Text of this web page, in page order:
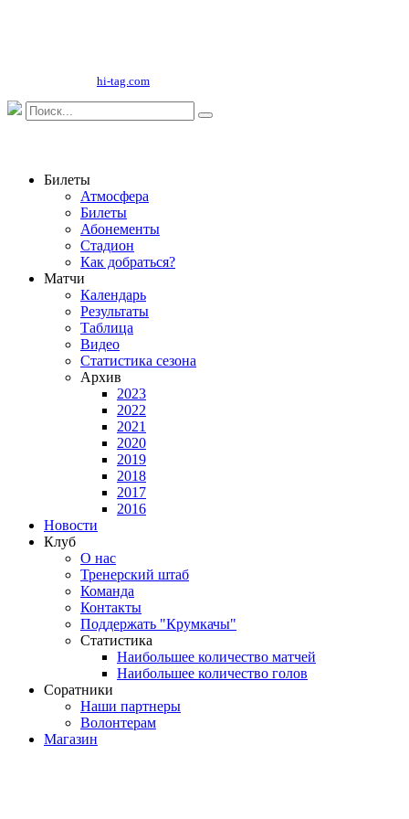
hi-tag.com
Билеты
Атмосфера
Билеты
Абонементы
Стадион
Как добраться?
Матчи
Календарь
Результаты
Таблица
Видео
Статистика сезона
Архив
2023
2022
2021
2020
2019
2018
2017
2016
Новости
Клуб
О нас
Тренерский штаб
Команда
Контакты
Поддержать "Крумкачы"
Статистика
Наибольшее количество матчей
Наибольшее количество голов
Соратники
Наши партнеры
Волонтерам
Магазин